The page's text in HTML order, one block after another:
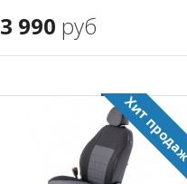
3 990 руб
В корзину